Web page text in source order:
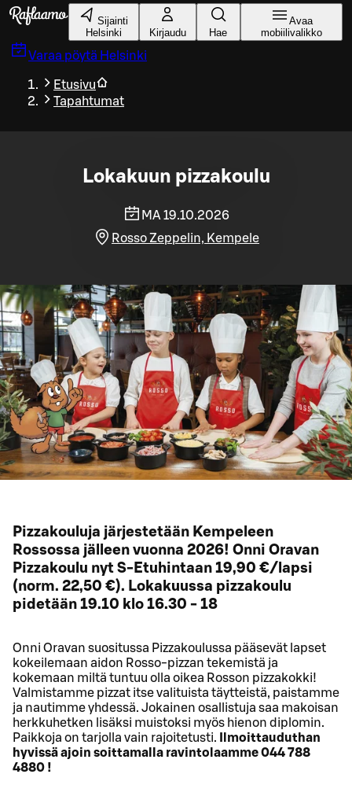
Siirry pääsisältöön
Sijainti
Helsinki
Kirjaudu Hae
Avaa
mobiilivalikko
Varaa pöytä Helsinki
Etusivu
Tapahtumat
Lokakuun pizzakoulu
MA 19.10.2026
Rosso Zeppelin, Kempele
Pizzakouluja järjestetään Kempeleen
Rossossa jälleen vuonna 2026! Onni Oravan
Pizzakoulu nyt S-Etuhintaan 19,90 €/lapsi
(norm. 22,50 €). Lokakuussa pizzakoulu
pidetään 19.10 klo 16.30 - 18
Onni Oravan suositussa Pizzakoulussa pääsevät lapset
kokeilemaan aidon Rosso-pizzan tekemistä ja
kokemaan miltä tuntuu olla oikea Rosson pizzakokki!
Valmistamme pizzat itse valituista täytteistä, paistamme
ja nautimme yhdessä. Jokainen osallistuja saa makoisan
herkkuhetken lisäksi muistoksi myös hienon diplomin.
Paikkoja on tarjolla vain rajoitetusti.
Ilmoittauduthan
hyvissä ajoin soittamalla ravintolaamme 044 788
4880 !